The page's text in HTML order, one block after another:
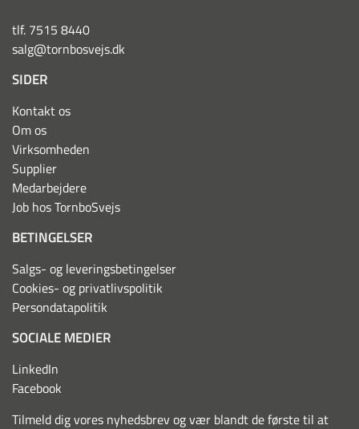
tlf. 7515 8440
salg@tornbosvejs.dk
SIDER
Kontakt os
Om os
Virksomheden
Supplier
Medarbejdere
Job hos TornboSvejs
BETINGELSER
Salgs- og leveringsbetingelser
Cookies- og privatlivspolitik
Persondatapolitik
SOCIALE MEDIER
LinkedIn
Facebook
Tilmeld dig vores nyhedsbrev og vær blandt de første til at